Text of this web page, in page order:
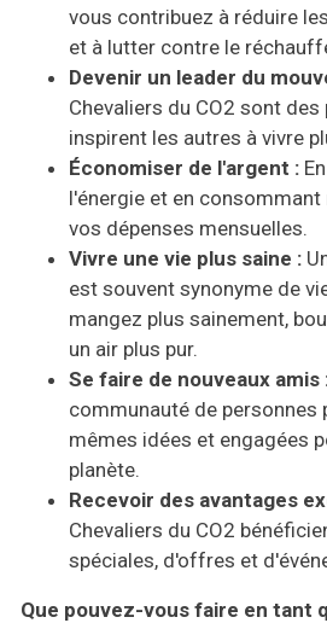
vous contribuez à réduire
et à lutter contre le
Devenir un leader du
Chevaliers du CO2 sont des
inspirent les autres à vivre
Économiser de l'argent :
l'énergie et en
vos dépenses mensuelles.
Vivre une vie plus saine :
est souvent synonyme de
mangez plus sainement,
un air plus pur.
Se faire de nouveaux amis
communauté de personnes
mêmes idées et engagées
planète.
Recevoir des avantages
Chevaliers du CO2
spéciales, d'offres et
Que pouvez-vous faire en tant